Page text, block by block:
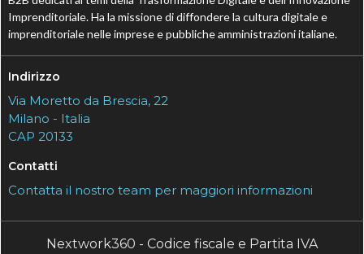
Imprenditoriale. Ha la missione di diffondere la cultura digitale e
imprenditoriale nelle imprese e pubbliche amministrazioni italiane.
Indirizzo
Via Moretto da Brescia, 22
Milano - Italia
CAP 20133
Contatti
Contatta il nostro team per maggiori informazioni
Nextwork360 - Codice fiscale e Partita IVA